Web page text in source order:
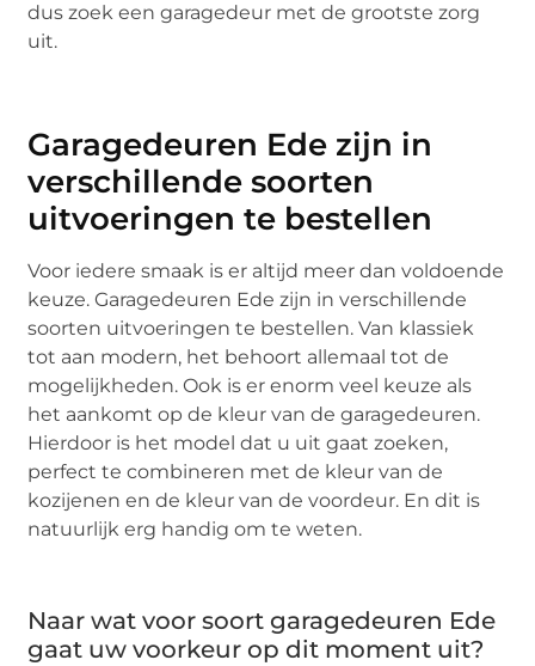
dus zoek een garagedeur met de grootste zorg
uit.
Garagedeuren Ede zijn in
verschillende soorten
uitvoeringen te bestellen
Voor iedere smaak is er altijd meer dan voldoende
keuze. Garagedeuren Ede zijn in verschillende
soorten uitvoeringen te bestellen. Van klassiek
tot aan modern, het behoort allemaal tot de
mogelijkheden. Ook is er enorm veel keuze als
het aankomt op de kleur van de garagedeuren.
Hierdoor is het model dat u uit gaat zoeken,
perfect te combineren met de kleur van de
kozijenen en de kleur van de voordeur. En dit is
natuurlijk erg handig om te weten.
Naar wat voor soort garagedeuren Ede
gaat uw voorkeur op dit moment uit?